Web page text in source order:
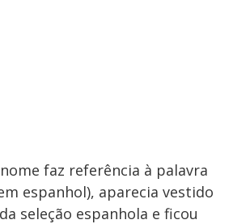
faz referência à palavra
espanhol), aparecia vestido
seleção espanhola e ficou